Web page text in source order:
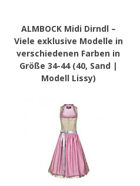
ALMBOCK Midi Dirndl –
Viele exklusive Modelle in
verschiedenen Farben in
Größe 34-44 (40, Sand |
Modell Lissy)